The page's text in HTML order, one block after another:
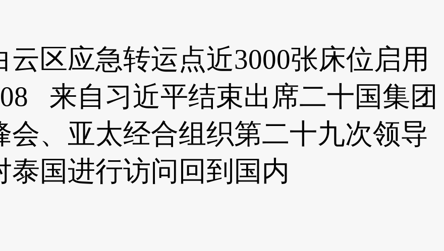
区应急转运点近3000张床位启用
来自习近平结束出席二十国集团
会、亚太经合组织第二十九次领导
泰国进行访问回到国内